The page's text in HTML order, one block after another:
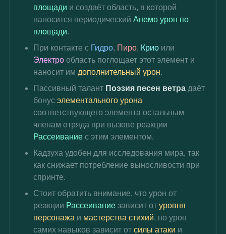
площади и создаёт область, в которой
наносится периодический Анемо урон по
площади.
При контакте с Гидро, Пиро, Крио или
Электро область поглощает этот элемент и
наносит им дополнительный урон.
Пассивный талант Поэзия песен ветра даёт
бонус элементального урона
соответствующего элемента остальным
членам отряда при вызове реакции
Рассеивание с этим элементом.
Кадзуха удобен для исследования мира, так
как снижает потребление выносливости при
спринте.
Стоит обратить внимание, что урон от
реакции Рассеивание зависит от уровня
персонажа и мастерства стихий, но урон
самих навыков зависит от силы атаки и